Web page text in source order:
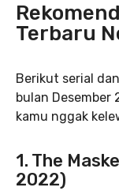
Terbaru
Berikut serial
bulan
kamu nggak
1. The
2022)